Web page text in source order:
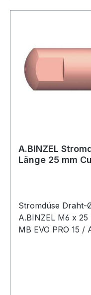
A.BINZEL Stromdüse Draht-Ø 0,6 mm M 6
Länge 25 mm
Stromdüse Draht-
A.BINZEL M6 x 25
MB EVO PRO 15 /